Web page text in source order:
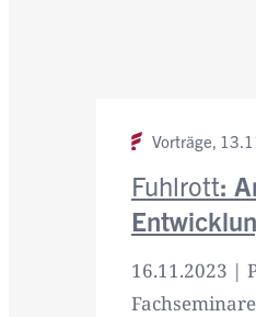
Vorträge,
Fuhlrott:
16.11.2023 |